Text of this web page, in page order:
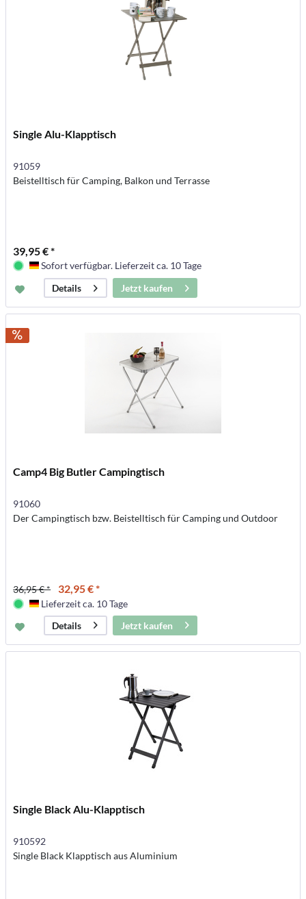
Single Alu-Klapptisch
91059
Beistelltisch für Camping, Balkon und Terrasse
39,95 € *
Deutschland
Sofort verfügbar. Lieferzeit ca. 10 Tage
Details
Jetzt kaufen
Camp4 Big Butler Campingtisch
91060
Der Campingtisch bzw. Beistelltisch für Camping und Outdoor
36,95 € * 32,95 € *
Deutschland
Lieferzeit ca. 10 Tage
Details
Jetzt kaufen
Single Black Alu-Klapptisch
910592
Single Black Klapptisch aus Aluminium